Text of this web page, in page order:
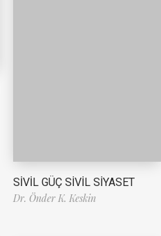
SİVİL GÜÇ SİVİL SİYASET
Dr. Önder K. Keskin